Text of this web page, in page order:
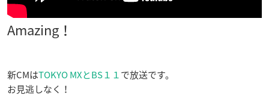
Amazing！
新CMはTOKYO MXとBS１１で放送です。
お見逃しなく！